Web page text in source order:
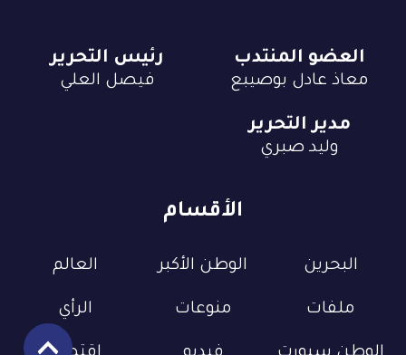
الأقسام
البحرين الوطن الأكبر العالم
ملفات منوعات الرأي
العضو المنتدب
معاذ عادل بوصيبع
رئيس التحرير
فيصل العلي
مدير التحرير
وليد صبري